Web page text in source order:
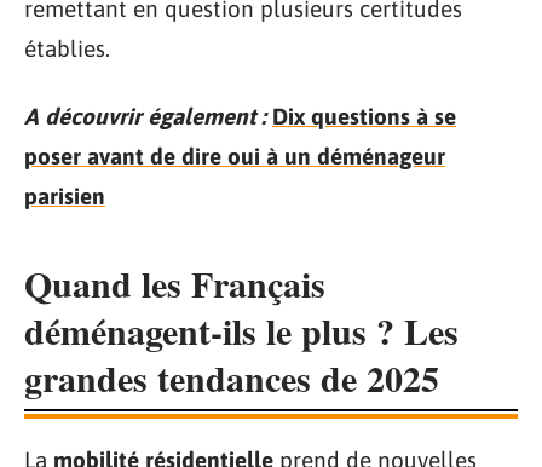
remettant en question plusieurs certitudes
établies.
A découvrir également : Dix questions à se
poser avant de dire oui à un déménageur
parisien
Quand les Français
déménagent-ils le plus ? Les
grandes tendances de 2025
La mobilité résidentielle prend de nouvelles